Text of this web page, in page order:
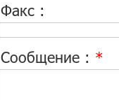
Факс :
Сообщение : *